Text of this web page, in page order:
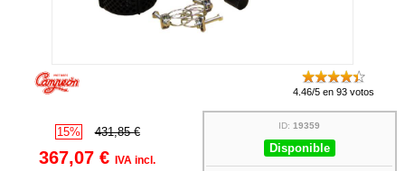
4.46/5 en 93 votos
15% 431,85 €
367,07 €IVA incl.
ID:19359
Disponible